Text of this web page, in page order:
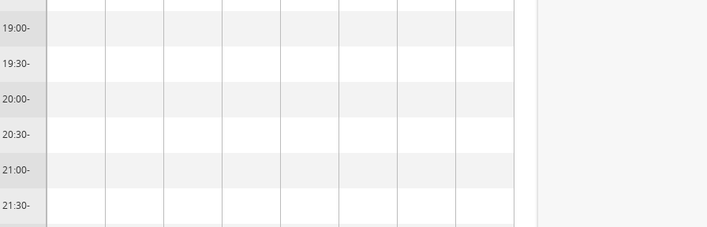
19:00-
19:30-
20:00-
20:30-
21:00-
21:30-